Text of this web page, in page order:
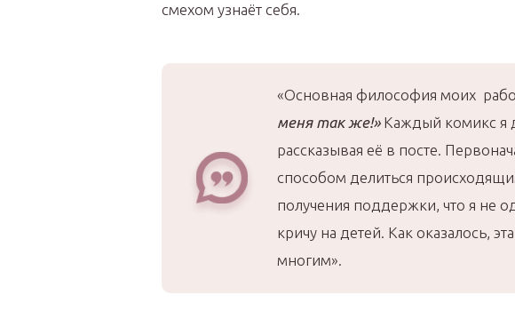
смехом узнаёт себя.
«Основная философия моих
меня так же!»Каждый комикс я
рассказывая её в посте.
способом делиться
получения поддержки, что я не
кричу на детей. Как оказалось,
многим».